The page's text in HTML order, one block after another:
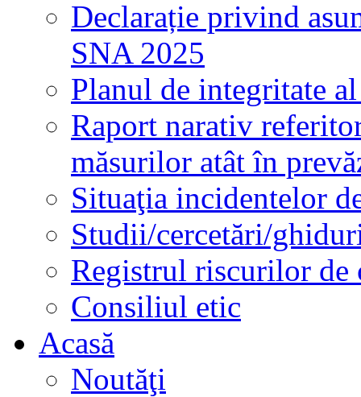
Declarație privind
SNA 2025
Planul de integritate
Raport narativ
măsurilor atât în
Situaţia incidentelor
Studii/cercetări/
Registrul riscurilor de
Consiliul etic
Acasă
Noutăţi